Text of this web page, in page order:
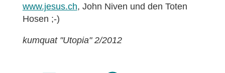
www.jesus.ch, John Niven und den Toten
Hosen ;-)
kumquat "Utopia" 2/2012